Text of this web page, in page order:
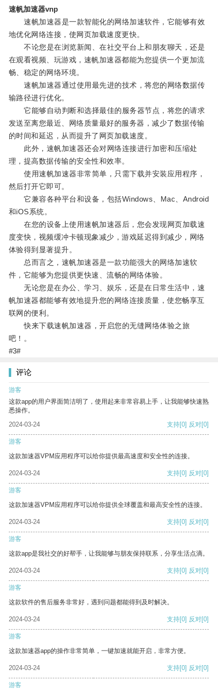
速帆加速器vnp
速帆加速器是一款智能化的网络加速软件，它能够有效
地优化网络连接，使网页加载速度更快。
不论您是在浏览新闻、在社交平台上和朋友聊天，还是
在观看视频、玩游戏，速帆加速器都能为您提供一个更加流
畅、稳定的网络环境。
速帆加速器通过使用最先进的技术，将您的网络数据传
输路径进行优化。
它能够自动判断和选择最佳的服务器节点，将您的请求
发送至离您最近、网络质量最好的服务器，减少了数据传输
的时间和延迟，从而提升了网页加载速度。
此外，速帆加速器还会对网络连接进行加密和压缩处
理，提高数据传输的安全性和效率。
使用速帆加速器非常简单，只需下载并安装应用程序，
然后打开它即可。
它兼容各种平台和设备，包括Windows、Mac、Android
和iOS系统。
在您的设备上使用速帆加速器后，您会发现网页加载速
度变快，视频缓冲卡顿现象减少，游戏延迟得到减少，网络
体验得到显著提升。
总而言之，速帆加速器是一款功能强大的网络加速软
件，它能够为您提供更快速、流畅的网络体验。
无论您是在办公、学习、娱乐，还是在日常生活中，速
帆加速器都能够有效地提升您的网络连接质量，使您畅享互
联网的便利。
快来下载速帆加速器，开启您的无缝网络体验之旅
吧！。
#3#
评论
游客
这款app的用户界面简洁明了，使用起来非常容易上手，让我能够快速熟
悉操作。
2024-03-24
支持[0] 反对[0]
游客
这款加速器VPM应用程序可以给你提供最高速度和安全性的连接。
2024-03-24 支持[0] 反对[0]
游客
这款加速器VPM应用程序可以给你提供全球覆盖和最高安全性的连接。
2024-03-24 支持[0] 反对[0]
游客
这款app是我社交的好帮手，让我能够与朋友保持联系，分享生活点滴。
2024-03-24 支持[0] 反对[0]
游客
这款软件的售后服务非常好，遇到问题都能得到及时解决。
2024-03-24 支持[0] 反对[0]
游客
这款加速器app的操作非常简单，一键加速就能开启，非常方便。
2024-03-24 支持[0] 反对[0]
游客